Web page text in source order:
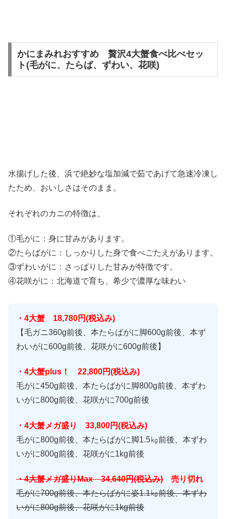
かにまみれおすすめ 贅沢4大蟹食べ比べセッ
ト(毛がに、たらば、ずわい、花咲)
水揚げした後、浜で絶妙な塩加減で茹であげて急速冷凍し
たため、おいしさはそのまま。
それぞれのカニの特徴は、
①毛がに：身に甘みがあります。
②たらばがに：しっかりした身で食べごたえがあります。
③ずわいがに：さっぱりした甘みが特徴です。
④花咲がに：北海道で育ち、希少で濃厚な味わい
・4大蟹 18,780円(税込み)
【毛ガニ360g前後、本たらばがに脚600g前後、本ず
わいがに600g前後、花咲がに600g前後】
・4大蟹plus！ 22,800円(税込み)
毛がに450g前後、本たらばがに脚800g前後、本ずわ
いがに800g前後、花咲がに700g前後
・4大蟹メガ盛り 33,800円(税込み)
毛がに800g前後、本たらばがに脚1.5㎏前後、本ずわ
いがに800g前後、花咲がに1kg前後
・4大蟹メガ盛りMax 34,640円(税込み) 売り切れ
毛がに700g前後、本たらばがに姿1.1㎏前後、本ずわ
いがに800g前後、花咲がに1kg前後